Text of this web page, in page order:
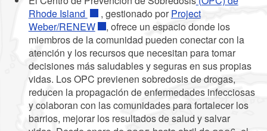
Rhode Island
, gestionado por Project
Weber/RENEW
, ofrece un espacio donde los
miembros de la comunidad pueden conectar con la
atención y los recursos que necesitan para tomar
decisiones más saludables y seguras en sus propias
vidas. Los OPC previenen sobredosis de drogas,
reducen la propagación de enfermedades infecciosas
y colaboran con las comunidades para fortalecer los
barrios, mejorar los resultados de salud y salvar